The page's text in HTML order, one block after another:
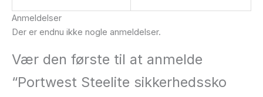
Anmeldelser
Der er endnu ikke nogle anmeldelser.
Vær den første til at anmelde
“Portwest Steelite sikkerhedssko